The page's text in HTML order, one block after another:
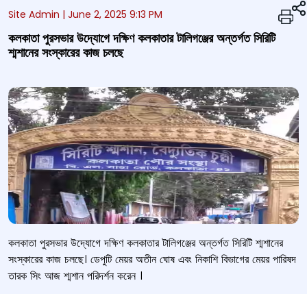
Site Admin | June 2, 2025 9:13 PM
কলকাতা পুরসভার উদ্যোগে দক্ষিণ কলকাতার টালিগঞ্জের অন্তর্গত সিরিটি
শ্মশানের সংস্কারের কাজ চলছে
কলকাতা পুরসভার উদ্যোগে দক্ষিণ কলকাতার টালিগঞ্জের অন্তর্গত সিরিটি শ্মশানের
সংস্কারের কাজ চলছে। ডেপুটি মেয়র অতীন ঘোষ এবং নিকাশি বিভাগের মেয়র পারিষদ
তারক সিং আজ শ্মশান পরিদর্শন করেন ।